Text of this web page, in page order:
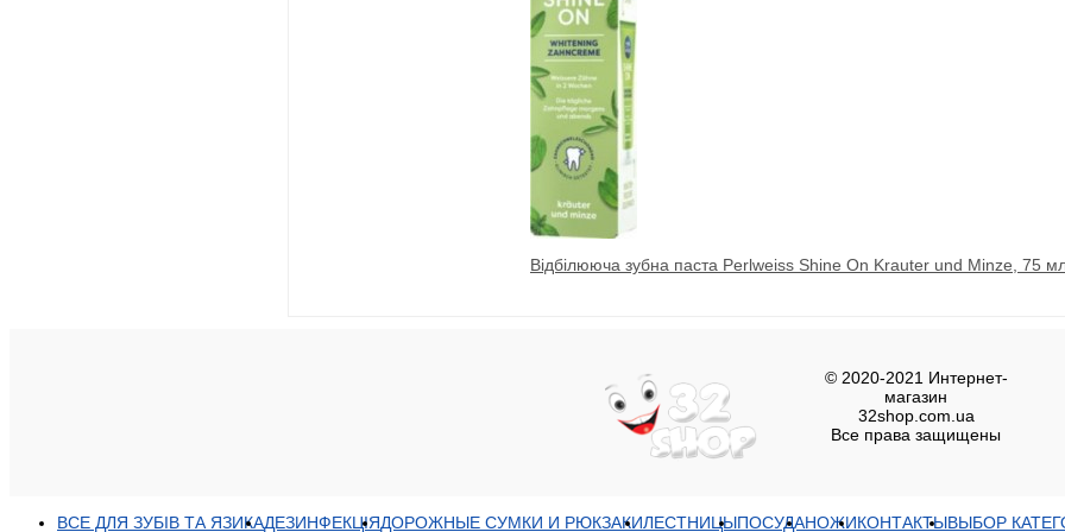
Відбілююча зубна паста Perlweiss Shine On Krauter und Minze, 75
© 2020-2021 Интернет-
магазин
32shop.com.ua
Все права защищены
ВСЕ ДЛЯ ЗУБІВ ТА ЯЗИКАДЕЗИНФЕКЦІЯДОРОЖНЫЕ СУМКИ И РЮКЗАКИЛЕСТНИЦЫПОСУДАНОЖИКОНТАКТЫВЫБОР